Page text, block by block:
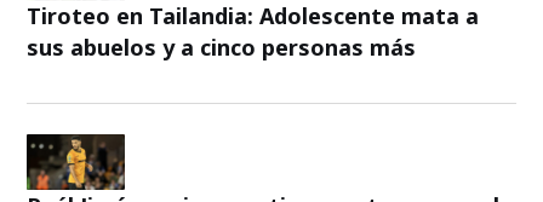
Tiroteo en Tailandia: Adolescente mata a
sus abuelos y a cinco personas más